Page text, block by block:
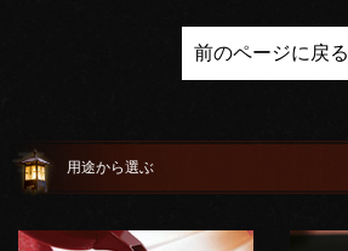
前のページに戻る
用途から選ぶ